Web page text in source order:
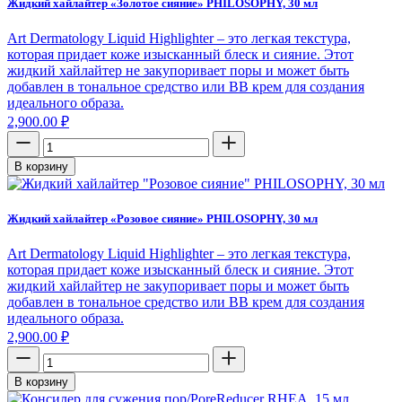
Жидкий хайлайтер «Золотое сияние» PHILOSOPHY, 30 мл
Art Dermatology Liquid Highlighter – это легкая текстура,
которая придает коже изысканный блеск и сияние. Этот
жидкий хайлайтер не закупоривает поры и может быть
добавлен в тональное средство или BB крем для создания
идеального образа.
2,900.00 ₽
В корзину
Жидкий хайлайтер «Розовое сияние» PHILOSOPHY, 30 мл
Art Dermatology Liquid Highlighter – это легкая текстура,
которая придает коже изысканный блеск и сияние. Этот
жидкий хайлайтер не закупоривает поры и может быть
добавлен в тональное средство или BB крем для создания
идеального образа.
2,900.00 ₽
В корзину